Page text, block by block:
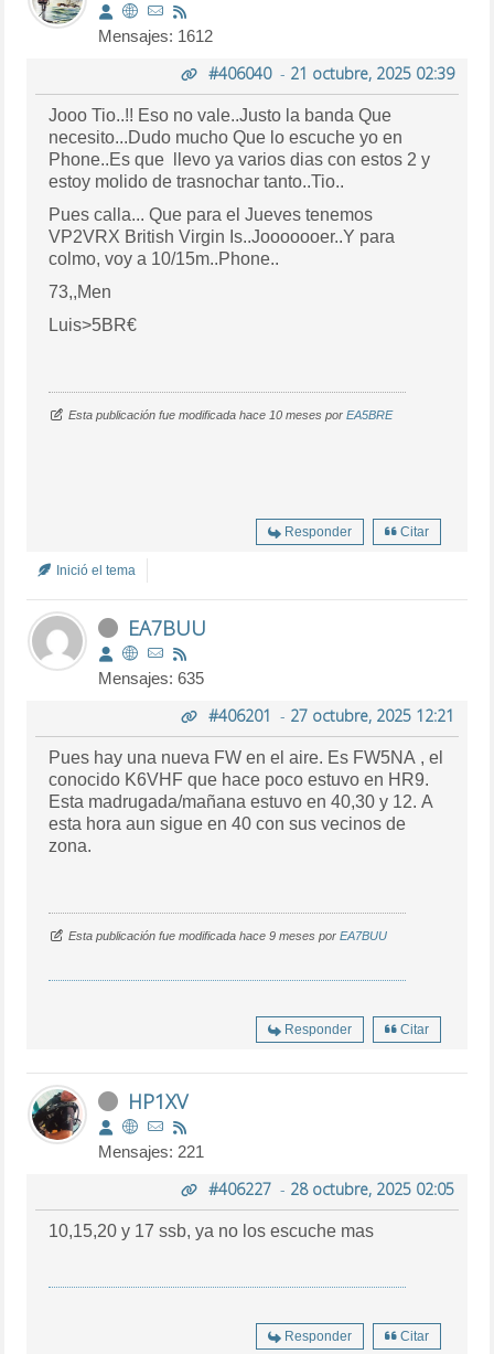
Mensajes: 1612
#406040- 21 octubre, 2025 02:39
Jooo Tio..!! Eso no vale..Justo la banda Que
necesito...Dudo mucho Que lo escuche yo en
Phone..Es que llevo ya varios dias con estos 2 y
estoy molido de trasnochar tanto..Tio..
Pues calla... Que para el Jueves tenemos
VP2VRX British Virgin Is..Jooooooer..Y para
colmo, voy a 10/15m..Phone..
73,,Men
Luis>5BR€
Esta publicación fue modificada hace 10 meses porEA5BRE
Responder Citar
Inició el tema
EA7BUU
Mensajes: 635
#406201 - 27 octubre, 2025 12:21
Pues hay una nueva FW en el aire. Es FW5NA , el
conocido K6VHF que hace poco estuvo en HR9.
Esta madrugada/mañana estuvo en 40,30 y 12. A
esta hora aun sigue en 40 con sus vecinos de
zona.
Esta publicación fue modificada hace 9 meses porEA7BUU
Responder Citar
HP1XV
Mensajes: 221
#406227- 28 octubre, 2025 02:05
10,15,20 y 17 ssb, ya no los escuche mas
Responder Citar